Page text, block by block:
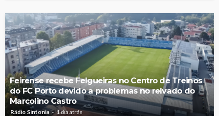
Feirense recebe Felgueiras no Centro de Treinos
do FC Porto devido a problemas no relvado do
Marcolino Castro
Rádio Sintonia 1 dia atrás